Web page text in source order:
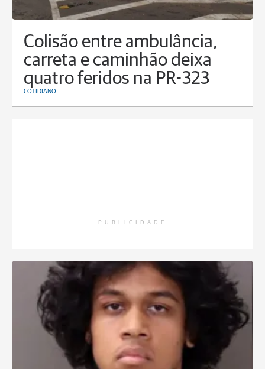
Colisão entre ambulância,
carreta e caminhão deixa
quatro feridos na PR-323
COTIDIANO
PUBLICIDADE